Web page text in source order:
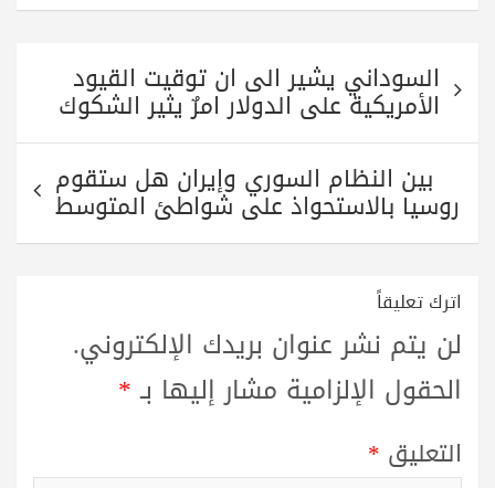
تصفّح
المقالات
السوداني يشير الى ان توقيت القيود
الأمريكية على الدولار امرٌ يثير الشكوك
بين النظام السوري وإيران هل ستقوم
روسيا بالاستحواذ على شواطئ المتوسط
اترك تعليقاً
لن يتم نشر عنوان بريدك الإلكتروني.
الحقول الإلزامية مشار إليها بـ*
التعليق *